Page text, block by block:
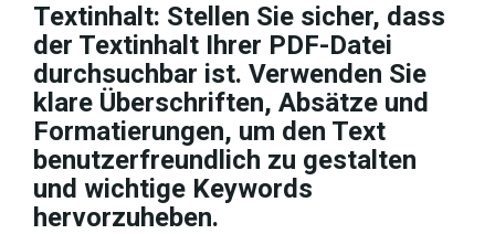
Textinhalt: Stellen Sie sicher, dass
der Textinhalt Ihrer PDF-Datei
durchsuchbar ist. Verwenden Sie
klare Überschriften, Absätze und
Formatierungen, um den Text
benutzerfreundlich zu gestalten
und wichtige Keywords
hervorzuheben.